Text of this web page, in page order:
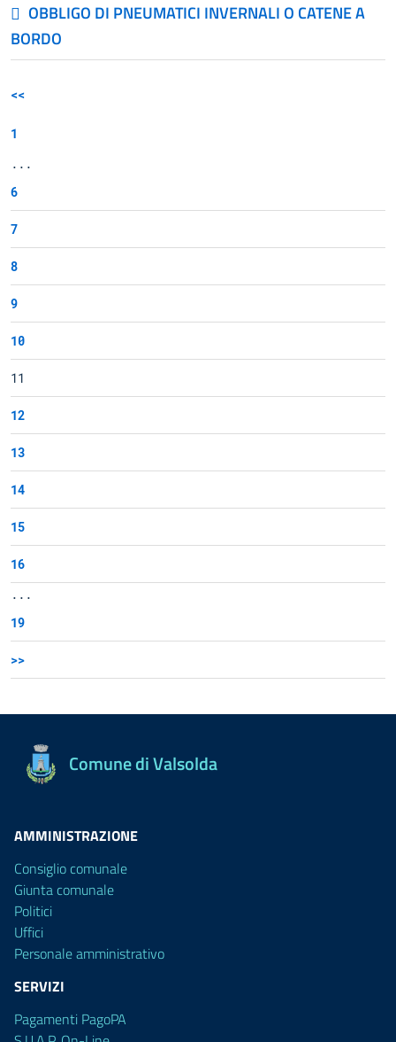
OBBLIGO DI PNEUMATICI INVERNALI O CATENE A
BORDO
<<
1
...
6
7
8
9
10
11
12
13
14
15
16
...
19
>>
Comune di Valsolda
AMMINISTRAZIONE
Consiglio comunale
Giunta comunale
Politici
Uffici
Personale amministrativo
SERVIZI
Pagamenti PagoPA